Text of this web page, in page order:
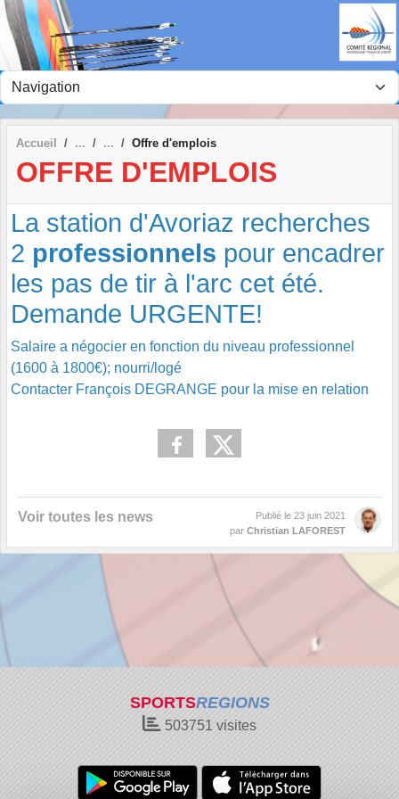
Accueil Offre d'emplois
OFFRE D'EMPLOIS
La station d'Avoriaz recherches
2 professionnels pour encadrer
les pas de tir à l'arc cet été.
Demande URGENTE!
Salaire a négocier en fonction du niveau professionnel
(1600 à 1800€); nourri/logé
Contacter François DEGRANGE pour la mise en relation
Voir toutes les news Publié le 23 juin 2021
par Christian LAFOREST
SPORTSREGIONS
503751 visites
Panneau de gestion des cookies